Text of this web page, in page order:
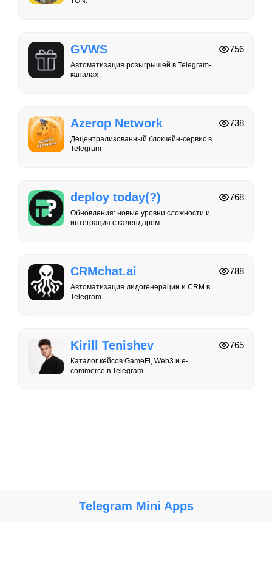
GVWS
Автоматизация розыгрышей в Telegram-
каналах
756
Azerop Network
Децентрализованный блокчейн-сервис в
Telegram
738
deploy today(?)
Обновления: новые уровни сложности и
интеграция с календарём.
768
CRMchat.ai
Автоматизация лидогенерации и CRM в
Telegram
788
Kirill Tenishev
Каталог кейсов GameFi, Web3 и e-
commerce в Telegram
765
Telegram Mini Apps